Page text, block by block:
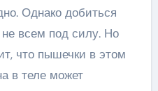
Однако добиться
не всем под силу. Но
что пышечки в этом
в теле может